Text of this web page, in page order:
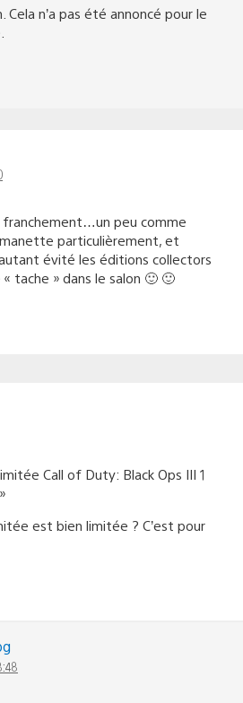
Cela n’a pas été annoncé pour le
franchement…un peu comme
particulièrement, et
évité les éditions collectors
tache » dans le salon 🙂 🙂
Call of Duty: Black Ops III 1
est bien limitée ? C’est pour